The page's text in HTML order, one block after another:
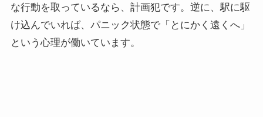
な行動を取っているなら、計画犯です。逆に、駅に駆
け込んでいれば、パニック状態で「とにかく遠くへ」
という心理が働いています。